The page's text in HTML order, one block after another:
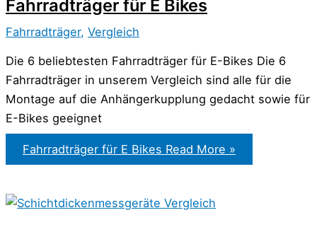
Fahrradträger für E Bikes
Fahrradträger, Vergleich
Die 6 beliebtesten Fahrradträger für E-Bikes Die 6
Fahrradträger in unserem Vergleich sind alle für die
Montage auf die Anhängerkupplung gedacht sowie für
E-Bikes geeignet
Fahrradträger für E Bikes Read More »